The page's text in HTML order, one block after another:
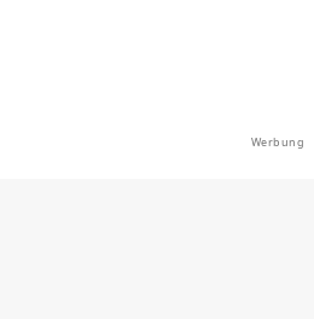
Werbung